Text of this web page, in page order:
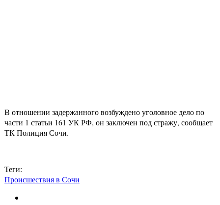
В отношении задержанного возбуждено уголовное дело по
части 1 статьи 161 УК РФ, он заключен под стражу, сообщает
ТК Полиция Сочи.
Теги:
Происшествия в Сочи